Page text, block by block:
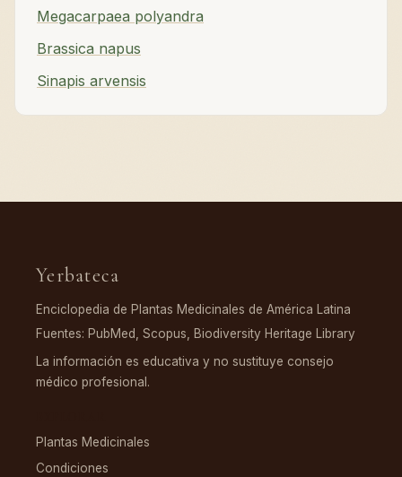
Megacarpaea polyandra
Brassica napus
Sinapis arvensis
Yerbateca
Enciclopedia de Plantas Medicinales de América Latina
Fuentes: PubMed, Scopus, Biodiversity Heritage Library
La información es educativa y no sustituye consejo
médico profesional.
Plantas Medicinales
Condiciones